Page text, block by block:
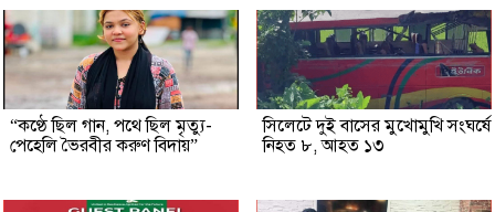
“কণ্ঠে ছিল গান, পথে ছিল মৃত্যু-
পেহেলি ভৈরবীর করুণ বিদায়”
সিলেটে দুই বাসের মুখোমুখি সংঘর্ষে
নিহত ৮, আহত ১৩